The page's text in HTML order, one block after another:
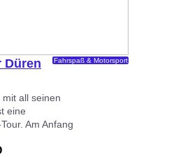
Düren Fahrspaß & Motorsport
all seinen
eine
Am Anfang